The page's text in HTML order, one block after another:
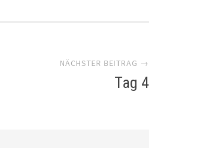
NÄCHSTER BEITRAG →
Tag 4